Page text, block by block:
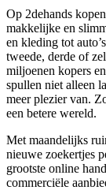
Op 2dehands
makkelijke en
en kleding tot
tweede, derde of
miljoenen kopers
spullen niet alleen
meer plezier van.
een betere wereld.
Met maandelijks
nieuwe zoekertjes
grootste online
commerciële